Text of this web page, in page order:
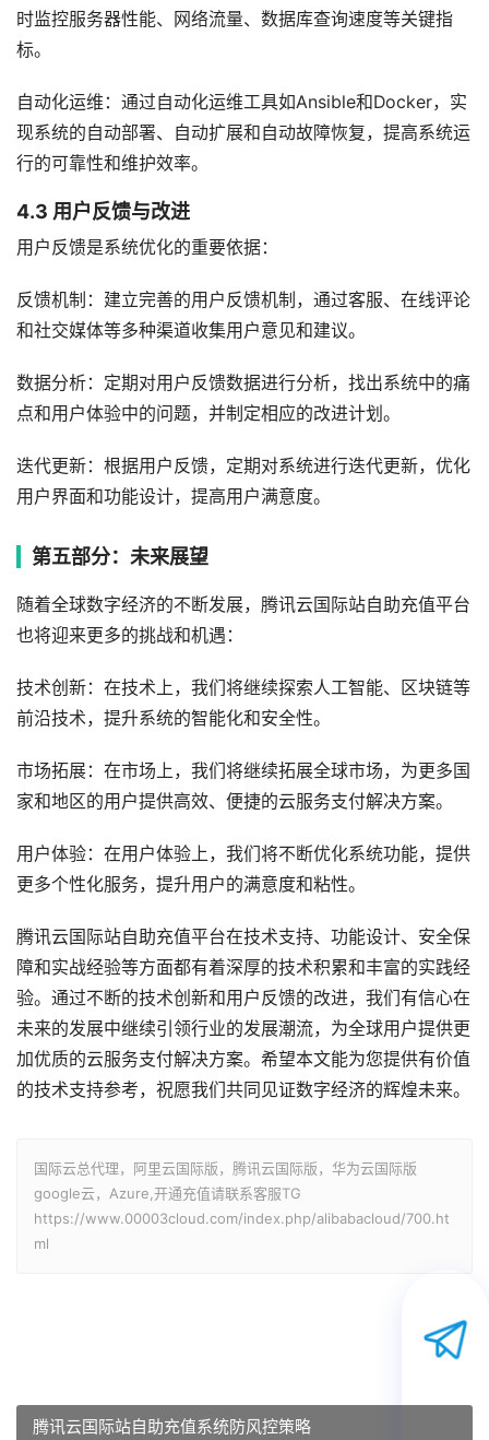
时监控服务器性能、网络流量、数据库查询速度等关键指
标。
自动化运维：通过自动化运维工具如Ansible和Docker，实
现系统的自动部署、自动扩展和自动故障恢复，提高系统运
行的可靠性和维护效率。
4.3 用户反馈与改进
用户反馈是系统优化的重要依据：
反馈机制：建立完善的用户反馈机制，通过客服、在线评论
和社交媒体等多种渠道收集用户意见和建议。
数据分析：定期对用户反馈数据进行分析，找出系统中的痛
点和用户体验中的问题，并制定相应的改进计划。
迭代更新：根据用户反馈，定期对系统进行迭代更新，优化
用户界面和功能设计，提高用户满意度。
第五部分：未来展望
随着全球数字经济的不断发展，腾讯云国际站自助充值平台
也将迎来更多的挑战和机遇：
技术创新：在技术上，我们将继续探索人工智能、区块链等
前沿技术，提升系统的智能化和安全性。
市场拓展：在市场上，我们将继续拓展全球市场，为更多国
家和地区的用户提供高效、便捷的云服务支付解决方案。
用户体验：在用户体验上，我们将不断优化系统功能，提供
更多个性化服务，提升用户的满意度和粘性。
腾讯云国际站自助充值平台在技术支持、功能设计、安全保
障和实战经验等方面都有着深厚的技术积累和丰富的实践经
验。通过不断的技术创新和用户反馈的改进，我们有信心在
未来的发展中继续引领行业的发展潮流，为全球用户提供更
加优质的云服务支付解决方案。希望本文能为您提供有价值
的技术支持参考，祝愿我们共同见证数字经济的辉煌未来。
国际云总代理，阿里云国际版，腾讯云国际版，华为云国际版
google云，Azure,开通充值请联系客服TG
https://www.00003cloud.com/index.php/alibabacloud/700.ht
ml
腾讯云国际站自助充值系统防风控策略